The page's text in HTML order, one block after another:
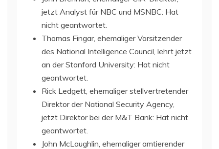
jetzt Analyst für NBC und MSNBC: Hat
nicht geantwortet.
Thomas Fingar, ehemaliger Vorsitzender
des National Intelligence Council, lehrt jetzt
an der Stanford University: Hat nicht
geantwortet.
Rick Ledgett, ehemaliger stellvertretender
Direktor der National Security Agency,
jetzt Direktor bei der M&T Bank: Hat nicht
geantwortet.
John McLaughlin, ehemaliger amtierender